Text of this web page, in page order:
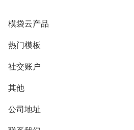
模袋云产品
别墅设计营销
模型协同展示分享
别墅社区
热门模板
欧式别墅
中式别墅
社交账户
B站
抖音
微信公众号
其他
用户服务协议
隐私政策
公司地址